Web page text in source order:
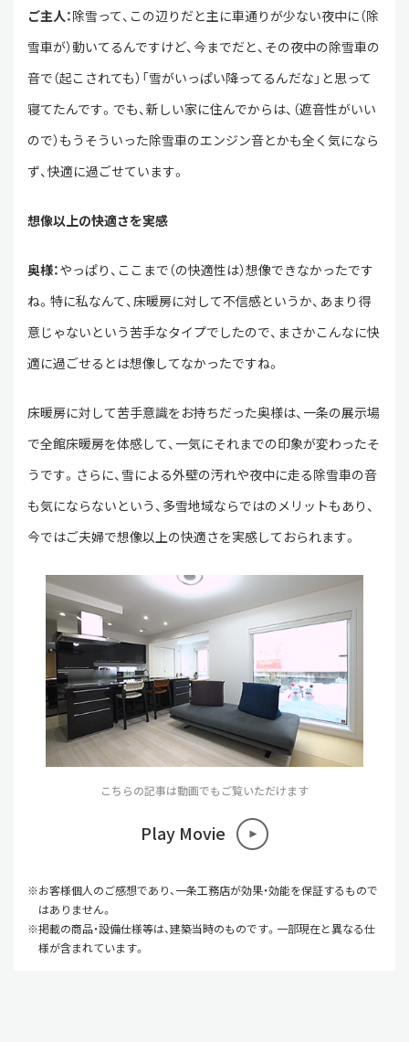
ご主人：除雪って、この辺りだと主に車通りが少ない夜中に（除
雪車が）動いてるんですけど、今までだと、その夜中の除雪車の
音で（起こされても）「雪がいっぱい降ってるんだな」と思って
寝てたんです。でも、新しい家に住んでからは、（遮音性がいい
ので）もうそういった除雪車のエンジン音とかも全く気になら
ず、快適に過ごせています。
想像以上の快適さを実感
奥様：やっぱり、ここまで（の快適性は）想像できなかったです
ね。特に私なんて、床暖房に対して不信感というか、あまり得
意じゃないという苦手なタイプでしたので、まさかこんなに快
適に過ごせるとは想像してなかったですね。
床暖房に対して苦手意識をお持ちだった奥様は、一条の展示場
で全館床暖房を体感して、一気にそれまでの印象が変わったそ
うです。さらに、雪による外壁の汚れや夜中に走る除雪車の音
も気にならないという、多雪地域ならではのメリットもあり、
今ではご夫婦で想像以上の快適さを実感しておられます。
こちらの記事は動画でもご覧いただけます
Play Movie
※お客様個人のご感想であり、一条工務店が効果・効能を保証するもので
はありません。
※掲載の商品・設備仕様等は、建築当時のものです。一部現在と異なる仕
様が含まれています。